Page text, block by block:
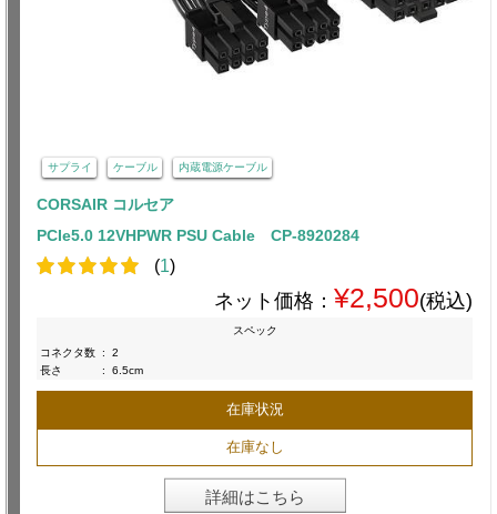
サプライ ケーブル 内蔵電源ケーブル
CORSAIR コルセア
PCIe5.0 12VHPWR PSU Cable CP-8920284
(1)
ネット価格： ¥2,500(税込)
スペック
コネクタ数 :
2
長さ
: 6.5cm
在庫状況
在庫なし
詳細はこちら